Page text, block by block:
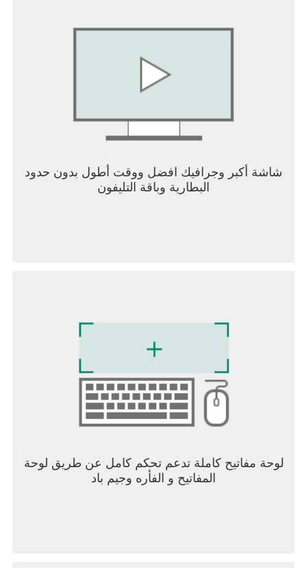
شاشة أكبر وجرافيك افضل ووقت أطول بدون حدود
البطارية وباقة التليفون
لوحة مفاتيح كاملة تدعم تحكم كامل عن طريق لوحة
المفاتيح و الفأره وجيم باد